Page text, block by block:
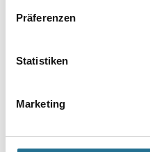
Präferenzen
Statistiken
Marketing
WD Skelettpistole für
sehen